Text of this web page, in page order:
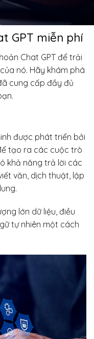
GPT miễn phí
Chat GPT để trải
nó. Hãy khám phá
cung cấp đầy đủ
được phát triển bởi
tạo ra các cuộc trò
khả năng trả lời các
văn, dịch thuật, lập
lớn dữ liệu, điều
tự nhiên một cách